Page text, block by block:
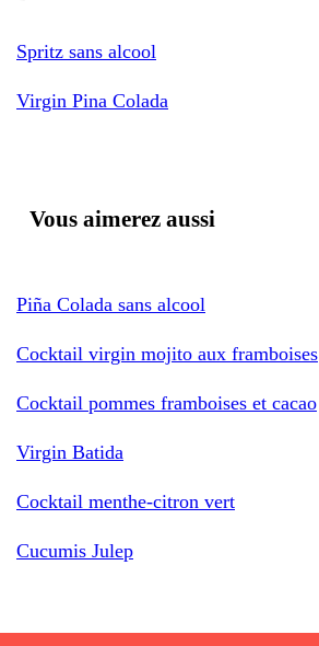
Spritz sans alcool
Virgin Pina Colada
Vous aimerez aussi
Piña Colada sans alcool
Cocktail virgin mojito aux framboises
Cocktail pommes framboises et cacao
Virgin Batida
Cocktail menthe-citron vert
Cucumis Julep